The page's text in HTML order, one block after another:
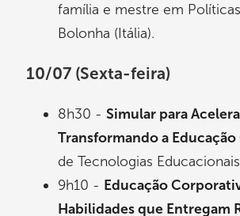
família e mestre em
Bolonha (Itália).
10/07 (Sexta-feira)
8h30 - Simular para
Transformando a
de Tecnologias
9h10 - Educação
Habilidades que Entregam